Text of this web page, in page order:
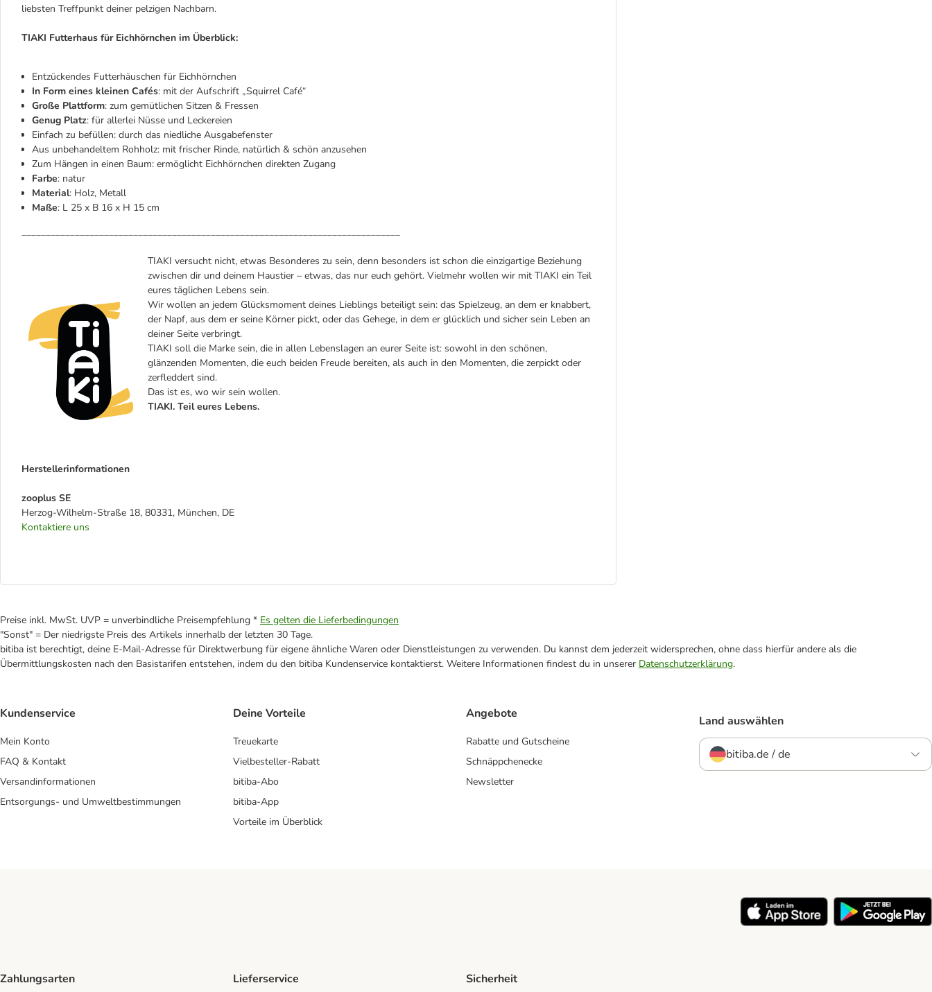
liebsten Treffpunkt deiner pelzigen Nachbarn.
TIAKI Futterhaus für Eichhörnchen im Überblick:
Entzückendes Futterhäuschen für Eichhörnchen
In Form eines kleinen Cafés: mit der Aufschrift „Squirrel Café“
Große Plattform: zum gemütlichen Sitzen & Fressen
Genug Platz: für allerlei Nüsse und Leckereien
Einfach zu befüllen: durch das niedliche Ausgabefenster
Aus unbehandeltem Rohholz: mit frischer Rinde, natürlich & schön anzusehen
Zum Hängen in einen Baum: ermöglicht Eichhörnchen direkten Zugang
Farbe: natur
Material: Holz, Metall
Maße: L 25 x B 16 x H 15 cm
______________________________________________________________________________
TIAKI versucht nicht, etwas Besonderes zu sein, denn besonders ist schon die einzigartige Beziehung
zwischen dir und deinem Haustier – etwas, das nur euch gehört. Vielmehr wollen wir mit TIAKI ein Teil
eures täglichen Lebens sein.
Wir wollen an jedem Glücksmoment deines Lieblings beteiligt sein: das Spielzeug, an dem er knabbert,
der Napf, aus dem er seine Körner pickt, oder das Gehege, in dem er glücklich und sicher sein Leben an
deiner Seite verbringt.
TIAKI soll die Marke sein, die in allen Lebenslagen an eurer Seite ist: sowohl in den schönen,
glänzenden Momenten, die euch beiden Freude bereiten, als auch in den Momenten, die zerpickt oder
zerfleddert sind.
Das ist es, wo wir sein wollen.
TIAKI. Teil eures Lebens.
Herstellerinformationen
zooplus SE
Herzog-Wilhelm-Straße 18, 80331, München, DE
Kontaktiere uns
Preise inkl. MwSt. UVP = unverbindliche Preisempfehlung * Es gelten die Lieferbedingungen
"Sonst" = Der niedrigste Preis des Artikels innerhalb der letzten 30 Tage.
bitiba ist berechtigt, deine E-Mail-Adresse für Direktwerbung für eigene ähnliche Waren oder Dienstleistungen zu verwenden. Du kannst dem jederzeit widersprechen, ohne dass hierfür andere als die
Übermittlungskosten nach den Basistarifen entstehen, indem du den bitiba Kundenservice kontaktierst. Weitere Informationen findest du in unserer Datenschutzerklärung.
Kundenservice
Mein Konto
FAQ & Kontakt
Versandinformationen
Entsorgungs- und Umweltbestimmungen
Deine Vorteile
Treuekarte
Vielbesteller-Rabatt
bitiba-Abo
bitiba-App
Vorteile im Überblick
Angebote
Rabatte und Gutscheine
Schnäppchenecke
Newsletter
Land auswählen
bitiba.de / de
Zahlungsarten Lieferservice Sicherheit